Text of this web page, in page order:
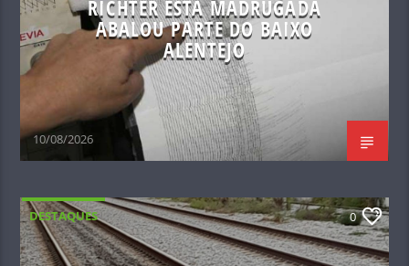
RICHTER ESTA MADRUGADA
ABALOU PARTE DO BAIXO
ALENTEJO
10/08/2026
DESTAQUES 0